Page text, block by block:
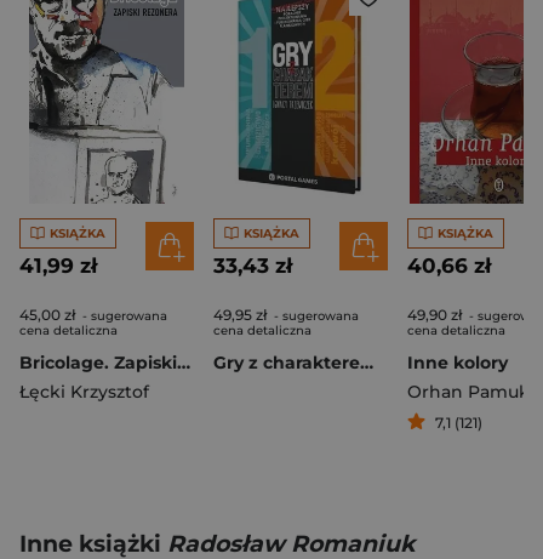
KSIĄŻKA
41,99 zł
45,00 zł - sugerowana
cena detaliczna
Bricolage. Zapiski rezonera
Łęcki Krzysztof
KSIĄŻKA
33,43 zł
49,95 zł - sugerowana
cena detaliczna
Gry z charakterem 1+2 PORTAL
KSIĄŻKA
40,66 zł
49,90 zł -
cena detaliczna
Inne kolory
Orhan Pamuk
7,1 (121)
Inne książki Radosław Romaniuk